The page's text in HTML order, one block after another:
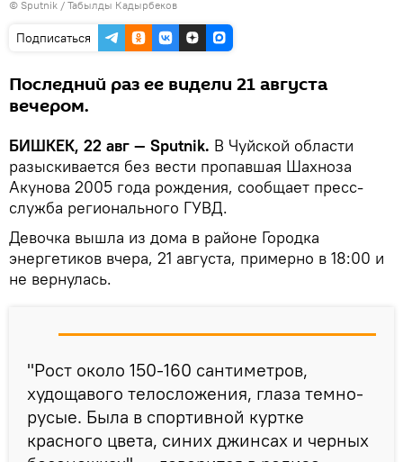
© Sputnik / Табылды Кадырбеков
Подписаться
Последний раз ее видели 21 августа
вечером.
БИШКЕК, 22 авг — Sputnik. В Чуйской области
разыскивается без вести пропавшая Шахноза
Акунова 2005 года рождения, сообщает пресс-
служба регионального ГУВД.
Девочка вышла из дома в районе Городка
энергетиков вчера, 21 августа, примерно в 18:00 и
не вернулась.
"Рост около 150-160 сантиметров,
худощавого телосложения, глаза темно-
русые. Была в спортивной куртке
красного цвета, синих джинсах и черных